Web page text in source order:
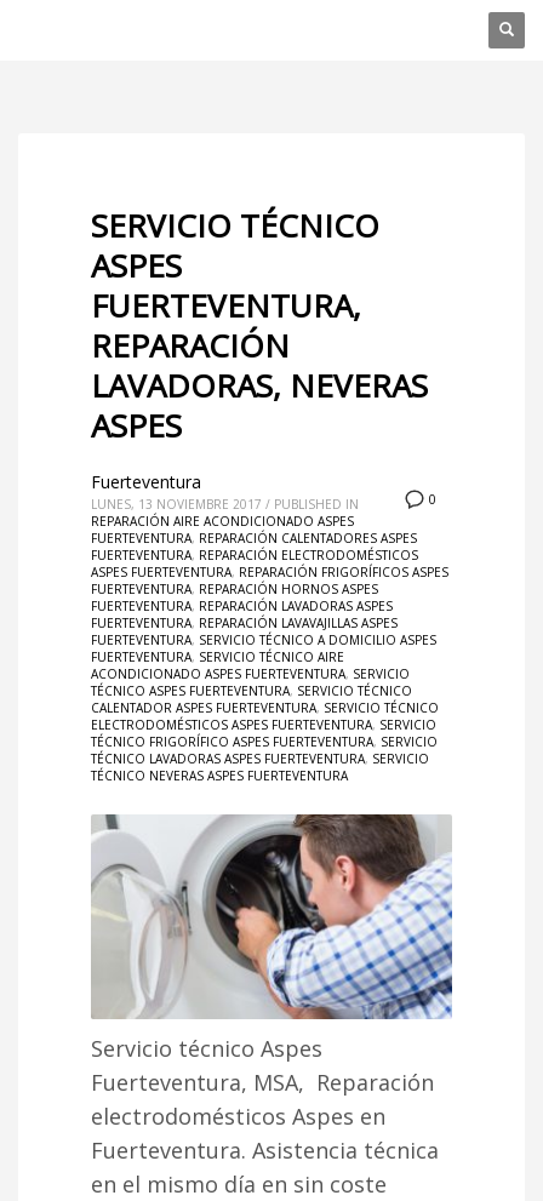
SERVICIO TÉCNICO
ASPES
FUERTEVENTURA,
REPARACIÓN
LAVADORAS, NEVERAS
ASPES
0
Fuerteventura
LUNES, 13 NOVIEMBRE 2017 / PUBLISHED IN
REPARACIÓN AIRE ACONDICIONADO ASPES
FUERTEVENTURA, REPARACIÓN CALENTADORES ASPES
FUERTEVENTURA, REPARACIÓN ELECTRODOMÉSTICOS
ASPES FUERTEVENTURA, REPARACIÓN FRIGORÍFICOS ASPES
FUERTEVENTURA, REPARACIÓN HORNOS ASPES
FUERTEVENTURA, REPARACIÓN LAVADORAS ASPES
FUERTEVENTURA, REPARACIÓN LAVAVAJILLAS ASPES
FUERTEVENTURA, SERVICIO TÉCNICO A DOMICILIO ASPES
FUERTEVENTURA, SERVICIO TÉCNICO AIRE
ACONDICIONADO ASPES FUERTEVENTURA, SERVICIO
TÉCNICO ASPES FUERTEVENTURA, SERVICIO TÉCNICO
CALENTADOR ASPES FUERTEVENTURA, SERVICIO TÉCNICO
ELECTRODOMÉSTICOS ASPES FUERTEVENTURA, SERVICIO
TÉCNICO FRIGORÍFICO ASPES FUERTEVENTURA, SERVICIO
TÉCNICO LAVADORAS ASPES FUERTEVENTURA, SERVICIO
TÉCNICO NEVERAS ASPES FUERTEVENTURA
Servicio técnico Aspes
Fuerteventura, MSA, Reparación
electrodomésticos Aspes en
Fuerteventura. Asistencia técnica
en el mismo día en sin coste